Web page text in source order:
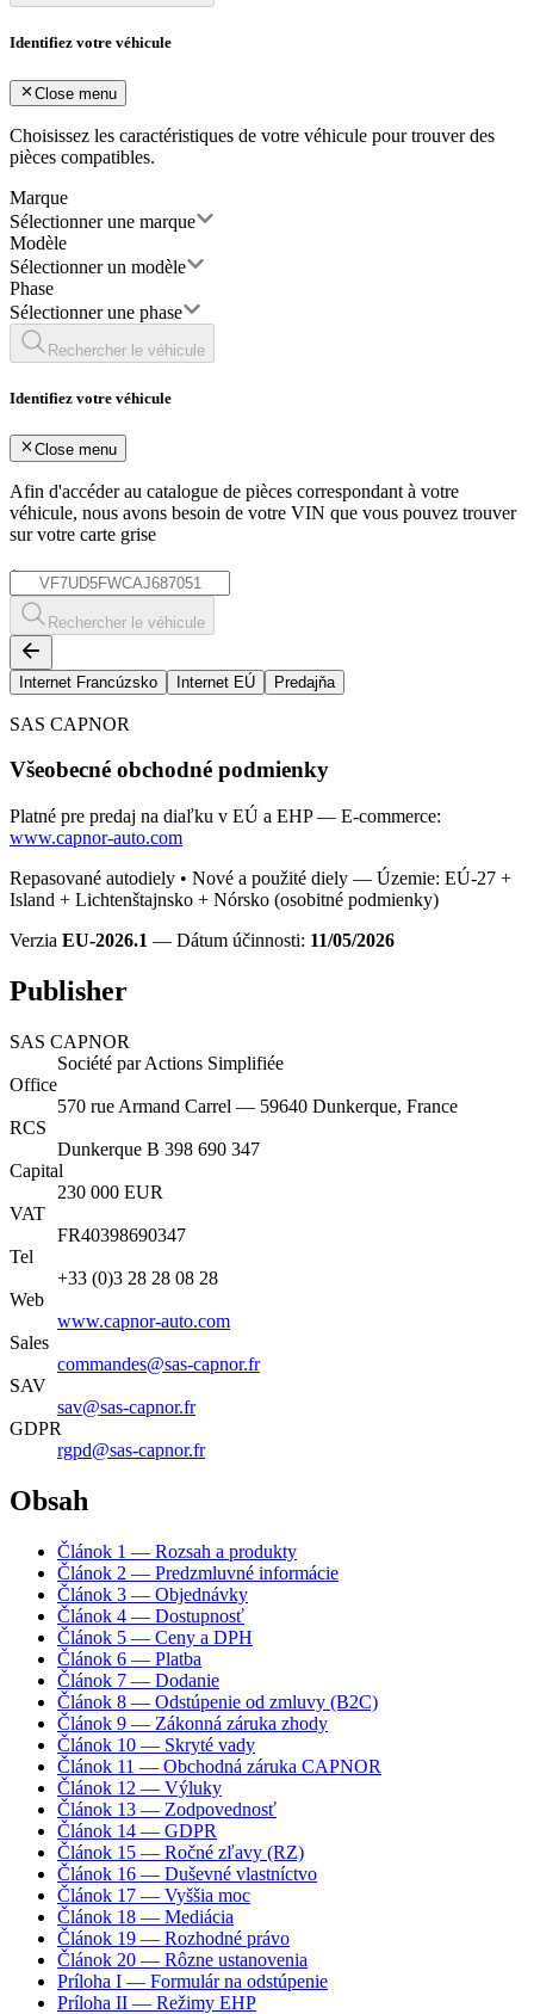
Identifiez votre véhicule
Close menu
Choisissez les caractéristiques de votre véhicule pour trouver des
pièces compatibles.
Marque
Sélectionner une marque
Modèle
Sélectionner un modèle
Phase
Sélectionner une phase
Rechercher le véhicule
Identifiez votre véhicule
Close menu
Afin d'accéder au catalogue de pièces correspondant à votre
véhicule, nous avons besoin de votre VIN que vous pouvez trouver
sur votre carte grise
*
Rechercher le véhicule
Internet Francúzsko Internet EÚ Predajňa
SAS CAPNOR
Všeobecné obchodné podmienky
Platné pre predaj na diaľku v EÚ a EHP — E-commerce:
www.capnor-auto.com
Repasované autodiely • Nové a použité diely — Územie: EÚ-27 +
Island + Lichtenštajnsko + Nórsko (osobitné podmienky)
Verzia EU-2026.1 — Dátum účinnosti: 11/05/2026
Publisher
SAS CAPNOR
Société par Actions Simplifiée
Office
570 rue Armand Carrel — 59640 Dunkerque, France
RCS
Dunkerque B 398 690 347
Capital
230 000 EUR
VAT
FR40398690347
Tel
+33 (0)3 28 28 08 28
Web
www.capnor-auto.com
Sales
commandes@sas-capnor.fr
SAV
sav@sas-capnor.fr
GDPR
rgpd@sas-capnor.fr
Obsah
Článok 1 — Rozsah a produkty
Článok 2 — Predzmluvné informácie
Článok 3 — Objednávky
Článok 4 — Dostupnosť
Článok 5 — Ceny a DPH
Článok 6 — Platba
Článok 7 — Dodanie
Článok 8 — Odstúpenie od zmluvy (B2C)
Článok 9 — Zákonná záruka zhody
Článok 10 — Skryté vady
Článok 11 — Obchodná záruka CAPNOR
Článok 12 — Výluky
Článok 13 — Zodpovednosť
Článok 14 — GDPR
Článok 15 — Ročné zľavy (RZ)
Článok 16 — Duševné vlastníctvo
Článok 17 — Vyššia moc
Článok 18 — Mediácia
Článok 19 — Rozhodné právo
Článok 20 — Rôzne ustanovenia
Príloha I — Formulár na odstúpenie
Príloha II — Režimy EHP